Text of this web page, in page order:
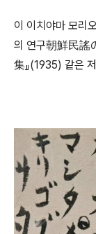
이 이치야마 모리
의 연구朝鮮民謠
集』(1935) 같은